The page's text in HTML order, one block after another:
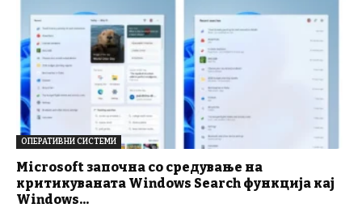
ОПЕРАТИВНИ СИСТЕМИ
Microsoft започна со средување на
критикуваната Windows Search функција кај
Windows...